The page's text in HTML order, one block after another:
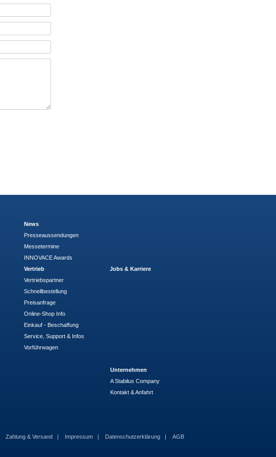
News
Presseaussendungen
Messetermine
INNOVACE Awards
Vertrieb
Vertriebspartner
Schnellbestellung
Preisanfrage
Online-Shop Info
Einkauf - Beschaffung
Service, Support & Infos
Vorführwagen
Jobs & Karriere
Unternehmen
A Stabilus Company
Kontakt & Anfahrt
Zahlung & Versand Impressum Datenschutzerklärung AGB